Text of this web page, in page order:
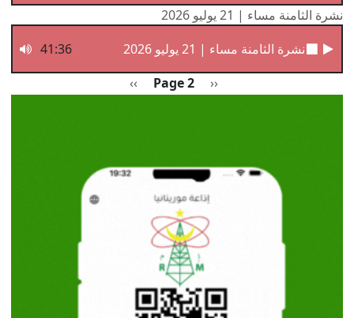
نشرة الثامنة مساء | 21 يوليو 2026
نشرة الثامنة مساء | 21 يوليو 2026
41:36
Previous page
‹‹
Page 2 الصفحة التالية
››